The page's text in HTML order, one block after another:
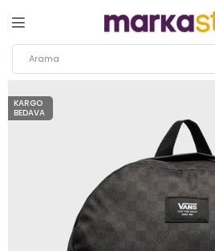
KARGO
BEDAVA